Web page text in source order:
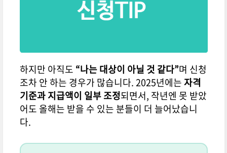
하지만 아직도 “나는 대상이 아닐 것 같다”며 신청
조차 안 하는 경우가 많습니다. 2025년에는자격
기준과 지급액이 일부 조정되면서, 작년엔 못 받았
어도 올해는 받을 수 있는 분들이 더 늘어났습니
다.